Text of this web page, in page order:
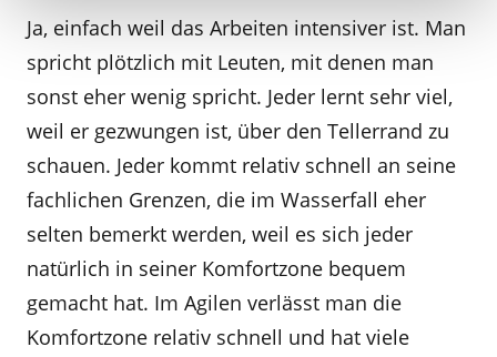
Ja, einfach weil das Arbeiten intensiver ist. Man
spricht plötzlich mit Leuten, mit denen man
sonst eher wenig spricht. Jeder lernt sehr viel,
weil er gezwungen ist, über den Tellerrand zu
schauen. Jeder kommt relativ schnell an seine
fachlichen Grenzen, die im Wasserfall eher
selten bemerkt werden, weil es sich jeder
natürlich in seiner Komfortzone bequem
gemacht hat. Im Agilen verlässt man die
Komfortzone relativ schnell und hat viele